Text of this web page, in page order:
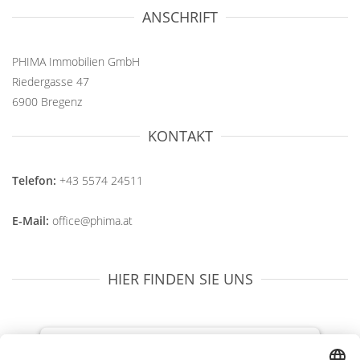
ANSCHRIFT
PHIMA Immobilien GmbH
Riedergasse 47
6900 Bregenz
KONTAKT
Telefon: +43 5574 24511
E-Mail: office@phima.at
HIER FINDEN SIE UNS